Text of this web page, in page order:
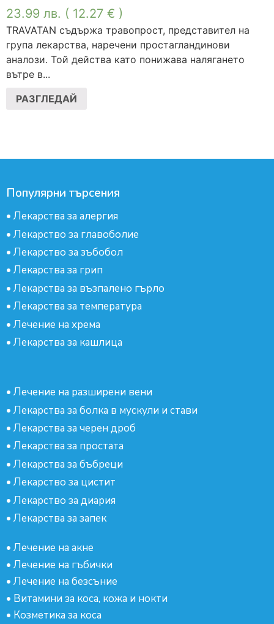
23.99 лв. ( 12.27 € )
TRAVATAN съдържа травопрост, представител на
група лекарства, наречени простагландинови
аналози. Той действа като понижава налягането
вътре в...
РАЗГЛЕДАЙ
Популярни търсения
• Лекарства за алергия
• Лекарство за главоболие
• Лекарство за зъбобол
• Лекарства за грип
• Лекарства за възпалено гърло
• Лекарства за температура
• Лечение на хрема
• Лекарства за кашлица
• Лечение на разширени вени
• Лекарства за болка в мускули и стави
• Лекарства за черен дроб
• Лекарства за простата
• Лекарства за бъбреци
• Лекарство за цистит
• Лекарство за диария
• Лекарства за запек
• Лечение на акне
• Лечение на гъбички
• Лечение на безсъние
• Витамини за коса, кожа и нокти
• Козметика за коса